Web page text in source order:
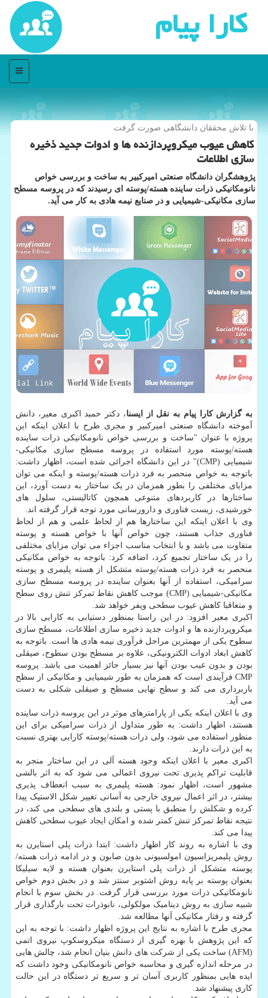
كارا پیام
منو
با تلاش محققان دانشگاهی صورت گرفت
كاهش عیوب میكروپردازنده ها و ادوات جدید ذخیره
سازی اطلاعات
پژوهشگران دانشگاه صنعتی امیرکبیر به ساخت و بررسی خواص
نانومکانیکی ذرات ساینده هسته/پوسته ای رسیدند که در پروسه مسطح
سازی مکانیکی-شیمیایی و در صنایع نیمه هادی به کار می آید.
به گزارش کارا پیام به نقل از ایسنا، دکتر حمید اکبری معیر، دانش
آموخته دانشگاه صنعتی امیرکبیر و مجری طرح با اعلان اینکه این
پروژه با عنوان "ساخت و بررسی خواص نانومکانیکی ذرات ساینده
هسته/پوسته مورد استفاده در پروسه مسطح سازی مکانیکی-
شیمیایی (CMP)" در این دانشگاه اجرائی شده است، اظهار داشت:
باتوجه به خواص منحصر به فرد ذرات هسته/پوسته و اینکه می توان
مزایای مختلفی را بطور همزمان در یک ساختار به دست آورد، این
ساختارها در کاربردهای متنوعی همچون کاتالیستی، سلول های
خورشیدی، زیست فناوری و دارورسانی مورد توجه قرار گرفته اند.
وی با اعلان اینکه این ساختارها هم از لحاظ علمی و هم از لحاظ
فناوری جذاب هستند، چون خواص آنها با خواص هسته و پوسته
متفاوت می باشد و با انتخاب مناسب اجزاء می توان مزایای مختلفی
را در یک ساختار تجمیع کرد، اضافه کرد: باتوجه به خواص مکانیکی
منحصر به فرد ذرات هسته/پوسته متشکل از هسته پلیمری و پوسته
سرامیکی، استفاده از آنها بعنوان ساینده در پروسه مسطح سازی
مکانیکی-شیمیایی (CMP) موجب کاهش نقاط تمرکز تنش روی سطح
و متعاقبا کاهش عیوب سطحی ویفر خواهد شد.
اکبری معیر افزود: در این راستا بمنظور دستیابی به کارایی بالا در
میکروپردازنده ها و ادوات جدید ذخیره سازی اطلاعات، مسطح سازی
سطوح یکی از مهمترین مراحل فرآوری نیمه هادی ها است. باتوجه به
کاهش ابعاد ادوات الکترونیکی، علاوه بر مسطح بودن سطوح، صیقلی
بودن و بدون عیب بودن آنها نیز بسیار حائز اهمیت می باشد. پروسه
CMP فرآیندی است که همزمان به طور شیمیایی و مکانیکی از سطح
باربرداری می کند و سطح نهایی مسطح و صیقلی شکلی به دست
می آید.
وی با اعلان اینکه یکی از پارامترهای موثر در این پروسه ذرات ساینده
هستند، اظهار داشت: به طور متداول از ذرات سرامیکی برای این
منظور استفاده می شود، ولی ذرات هسته/پوسته کارایی بهتری نسبت
به این ذرات دارند.
اکبری معیر با اعلان اینکه وجود هسته آلی در این ساختار منجر به
قابلیت تراکم پذیری تحت نیروی اعمالی می شود که به اثر بالشی
مشهور است، اظهار نمود: هسته پلیمری به سبب انعطاف پذیری
بیشتر، در اثر اعمال نیروی خارجی به آسانی تغییر شکل الاستیک پیدا
کرده و شکلش را منطبق با پستی و بلندی های سطحی می کند، در
نتیجه نقاط تمرکز تنش کمتر شده و امکان ایجاد عیوب سطحی کاهش
پیدا می کند.
وی با اشاره به روند کار اظهار داشت: ابتدا ذرات پلی استایرن به
روش پلیمریزاسیون امولسیونی بدون صابون و در ادامه ذرات هسته/
پوسته متشکل از ذرات پلی استایرن بعنوان هسته و لایه سیلیکا
بعنوان پوسته بر پایه روش اشتوبر سنتز شد و در بخش دوم خواص
نانومکانیکی ذرات مورد بررسی قرار گرفت. در بخش سوم با انجام
شبیه سازی به روش دینامیک مولکولی، نانوذرات تحت بارگذاری قرار
گرفته و رفتار مکانیکی آنها مطالعه شد.
مجری طرح با اشاره به نتایج این پروژه اظهار داشت: با توجه به این
که این پژوهش با بهره گیری از دستگاه میکروسکوپ نیروی اتمی
(AFM) ساخت یکی از شرکت های دانش بنیان انجام شد، چالش هایی
در مرحله اندازه گیری و محاسبه خواص نانومکانیکی وجود داشت که
ایده هایی بمنظور کاربری آسان تر و سریع تر دستگاه در این حالت
کاری پیشنهاد شد.